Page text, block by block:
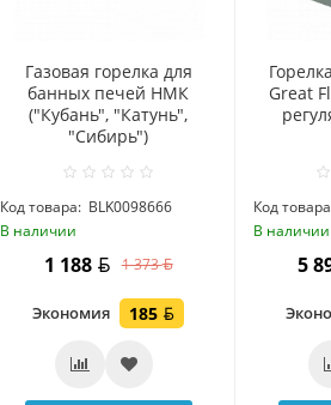
Газовая горелка для
банных печей НМК
("Кубань", "Катунь",
"Сибирь")
Код товара: BLK0098666
В наличии
1 188 1 373
Экономия 185
Great
Код
В наличии
5